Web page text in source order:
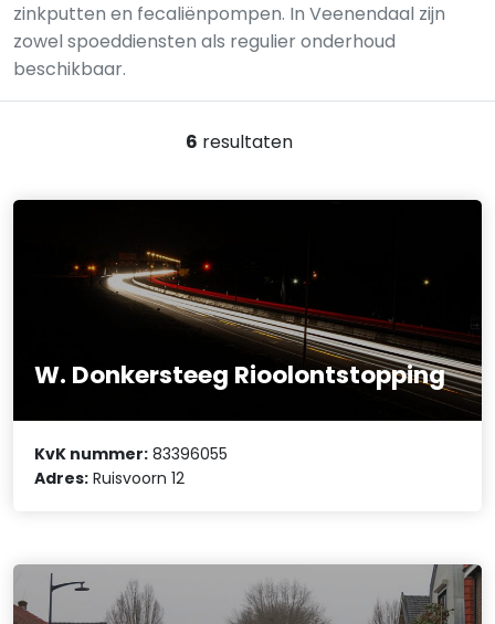
zinkputten en fecaliënpompen. In Veenendaal zijn
zowel spoeddiensten als regulier onderhoud
beschikbaar.
6 resultaten
W. Donkersteeg Rioolontstopping
KvK nummer: 83396055
Adres: Ruisvoorn 12